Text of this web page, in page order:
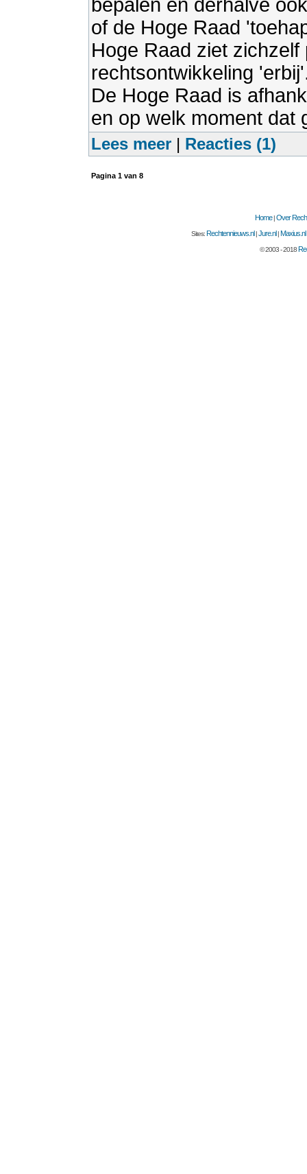
bepalen en derhalve
of de Hoge Raad
Hoge Raad ziet
rechtsontwikkeling
De Hoge Raad is
en op welk moment dat
Lees meer | Reacties (1)
Pagina 1 van 8
Home|Over
Sites:Rechtennieuws.nl |Jure.nl |Maxius.nl
© 2003 - 2018